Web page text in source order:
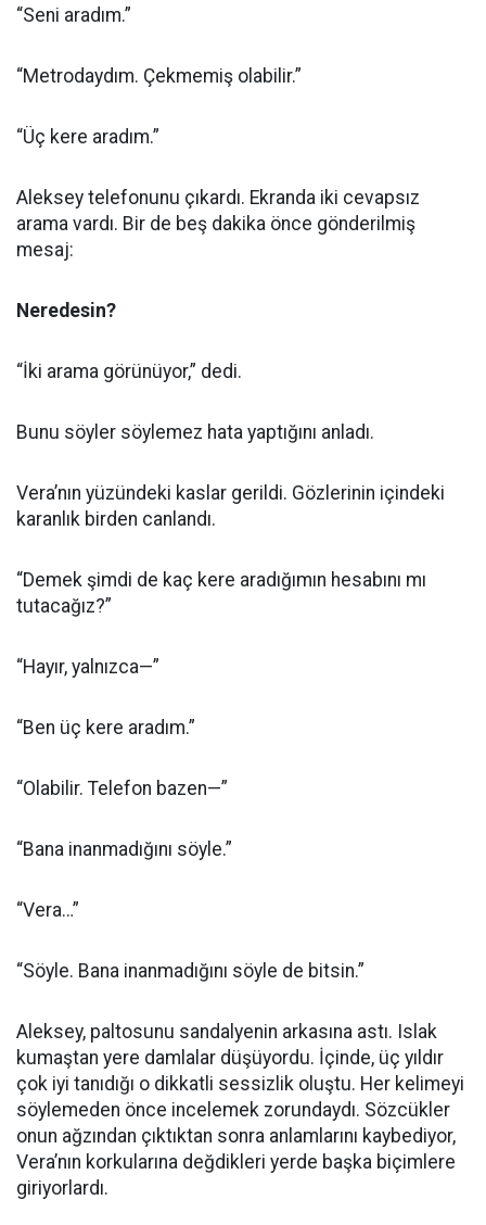
“Seni aradım.”
“Metrodaydım. Çekmemiş olabilir.”
“Üç kere aradım.”
Aleksey telefonunu çıkardı. Ekranda iki cevapsız
arama vardı. Bir de beş dakika önce gönderilmiş
mesaj:
Neredesin?
“İki arama görünüyor,” dedi.
Bunu söyler söylemez hata yaptığını anladı.
Vera’nın yüzündeki kaslar gerildi. Gözlerinin içindeki
karanlık birden canlandı.
“Demek şimdi de kaç kere aradığımın hesabını mı
tutacağız?”
“Hayır, yalnızca—”
“Ben üç kere aradım.”
“Olabilir. Telefon bazen—”
“Bana inanmadığını söyle.”
“Vera…”
“Söyle. Bana inanmadığını söyle de bitsin.”
Aleksey, paltosunu sandalyenin arkasına astı. Islak
kumaştan yere damlalar düşüyordu. İçinde, üç yıldır
çok iyi tanıdığı o dikkatli sessizlik oluştu. Her kelimeyi
söylemeden önce incelemek zorundaydı. Sözcükler
onun ağzından çıktıktan sonra anlamlarını kaybediyor,
Vera’nın korkularına değdikleri yerde başka biçimlere
giriyorlardı.